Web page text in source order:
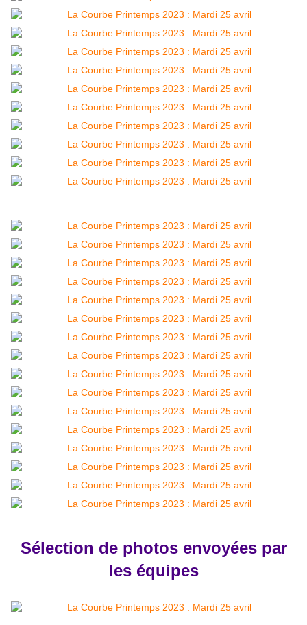
Sélection de photos envoyées par
les équipes